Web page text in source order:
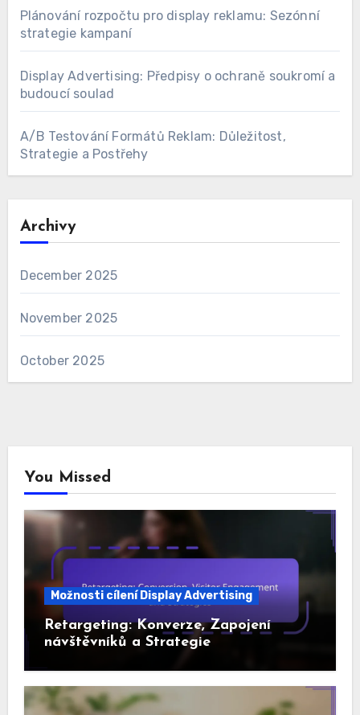
Plánování rozpočtu pro display reklamu: Sezónní
strategie kampaní
Display Advertising: Předpisy o ochraně soukromí a
budoucí soulad
A/B Testování Formátů Reklam: Důležitost,
Strategie a Postřehy
Archivy
December 2025
November 2025
October 2025
You Missed
Možnosti cílení Display Advertising
Retargeting: Konverze, Zapojení
návštěvníků a Strategie